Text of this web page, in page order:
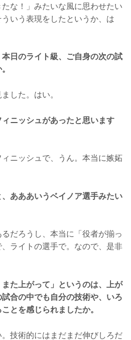
な！」みたいな風に思わせたい
いう表現をしたというか、は
日のライト級、ご自身の次の試
した。はい。
ニッシュがあったと思います
ニッシュで、うん。本当に嫉妬
あああいうベイノア選手みたい
だろうし、本当に「役者が揃っ
ライトの選手で。なので、是非
た上がって」というのは、上が
合の中でも自分の技術や、いろ
とを感じられましたか。
技術的にはまだまだ伸びしろだ